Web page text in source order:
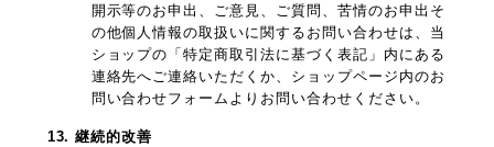
開示等のお申出、ご意見、ご質問、苦情のお申出そ
の他個人情報の取扱いに関するお問い合わせは、当
ショップの「特定商取引法に基づく表記」内にある
連絡先へご連絡いただくか、ショップページ内のお
問い合わせフォームよりお問い合わせください。
13. 継続的改善